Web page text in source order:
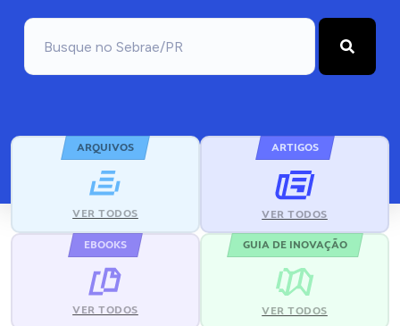
ARQUIVOS
VER TODOS
ARTIGOS
VER TODOS
EBOOKS
VER TODOS
GUIA DE INOVAÇÃO
VER TODOS